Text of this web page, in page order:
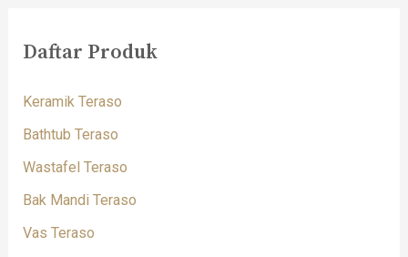
Daftar Produk
Keramik Teraso
Bathtub Teraso
Wastafel Teraso
Bak Mandi Teraso
Vas Teraso